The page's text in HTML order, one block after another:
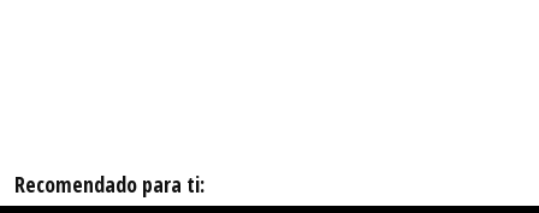
Recomendado para ti: